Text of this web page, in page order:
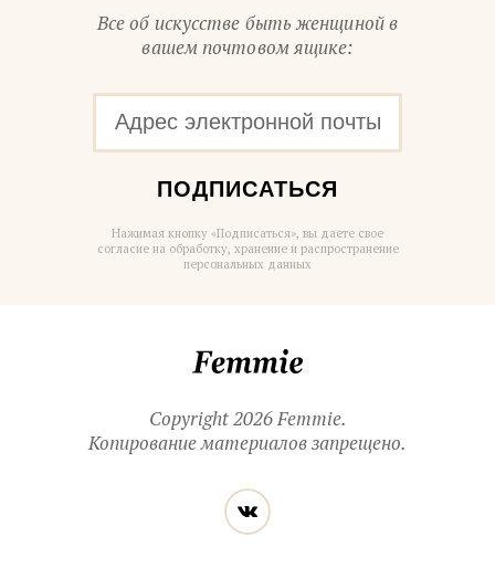
Все об искусстве быть женщиной в
вашем почтовом ящике:
ПОДПИСАТЬСЯ
Нажимая кнопку «Подписаться», вы даете свое
согласие на обработку, хранение и распространение
персональных данных
Copyright 2026 Femmie.
Копирование материалов запрещено.
Читайте
нас
в социальных